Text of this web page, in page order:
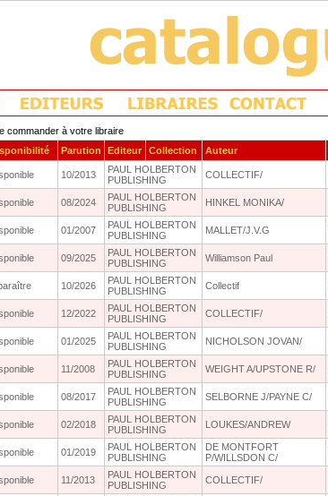
commander à votre libraire
Parution Editeur Collection Auteur
10/2013
PAUL HOLBERTON
PUBLISHING
COLLECTIF/
08/2024
PAUL HOLBERTON
PUBLISHING
HINKEL MONIKA/
01/2007
PAUL HOLBERTON
PUBLISHING
MALLET/J.V.G
09/2025
PAUL HOLBERTON
PUBLISHING
Williamson Paul
10/2026
PAUL HOLBERTON
PUBLISHING
Collectif
12/2022
PAUL HOLBERTON
PUBLISHING
COLLECTIF/
01/2025
PAUL HOLBERTON
PUBLISHING
NICHOLSON JOVAN/
11/2008
PAUL HOLBERTON
PUBLISHING
WEIGHT A/UPSTONE R/
08/2017
PAUL HOLBERTON
PUBLISHING
SELBORNE J/PAYNE C/
02/2018
PAUL HOLBERTON
PUBLISHING
LOUKES/ANDREW
01/2019
PAUL HOLBERTON
PUBLISHING
DE MONTFORT
P/WILLSDON C/
11/2013
PAUL HOLBERTON
PUBLISHING
COLLECTIF/